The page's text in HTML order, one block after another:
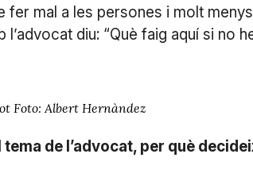
fer mal a les persones i molt
diu: “Què faig aquí si no
Foto: Albert Hernàndez
de l’advocat, per què